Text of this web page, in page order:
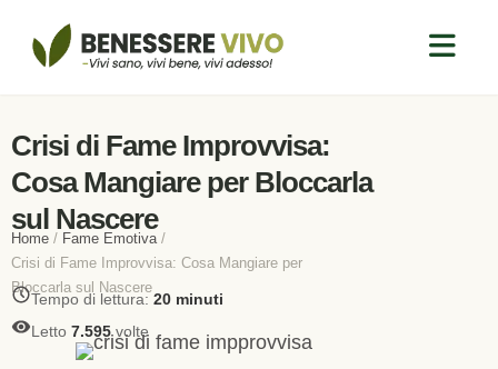
Crisi di Fame Improvvisa:
Cosa Mangiare per Bloccarla
sul Nascere
Home / Fame Emotiva /
Crisi di Fame Improvvisa: Cosa Mangiare per
Bloccarla sul Nascere
Tempo di lettura:20 minuti
Letto 7.595volte